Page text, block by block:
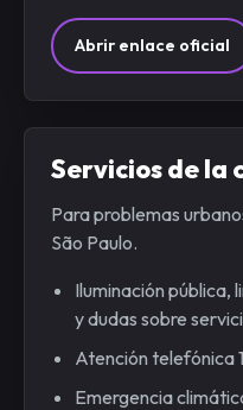
Abrir enlace oficial
Servicios de la
Para problemas
São Paulo.
Iluminación pública,
y dudas sobre
Atención telefónica
Emergencia